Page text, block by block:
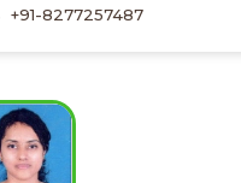
+91-8277257487